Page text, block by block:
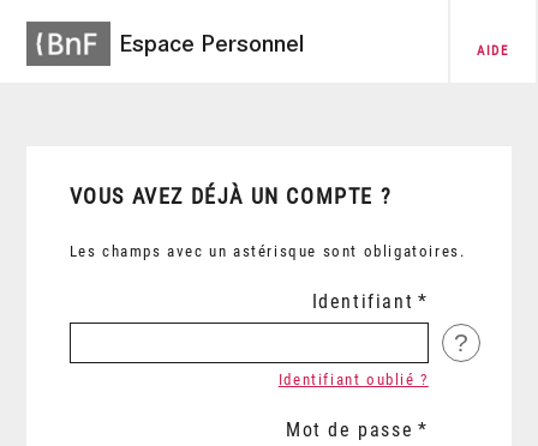
Espace Personnel AIDE
VOUS AVEZ DÉJÀ UN COMPTE ?
Les champs avec un astérisque sont obligatoires.
Identifiant
?
Identifiant oublié ?
Mot de passe